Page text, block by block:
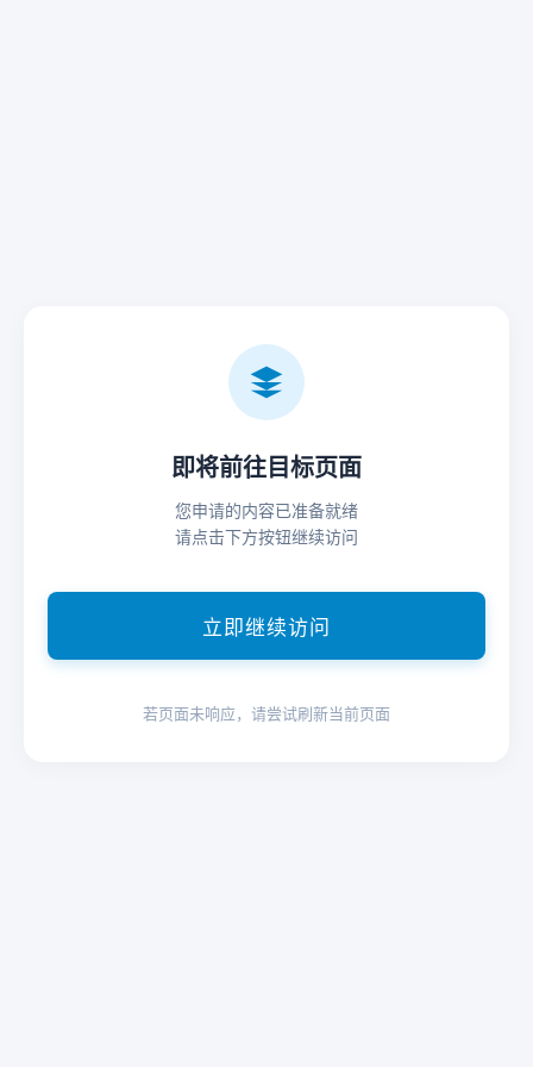
即将前往目标页面
您申请的内容已准备就绪
请点击下方按钮继续访问
立即继续访问
若页面未响应，请尝试刷新当前页面